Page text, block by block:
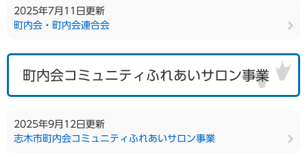
2025年7月11日更新
町内会・町内会連合会
町内会コミュニティふれあいサロン事業
2025年9月12日更新
志木市町内会コミュニティふれあいサロン事業